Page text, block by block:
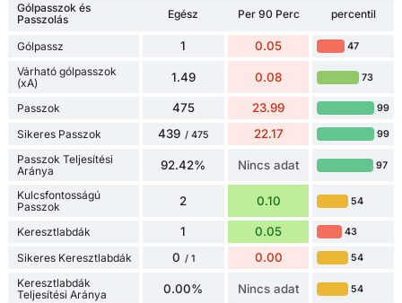
Gólpasszok és
Passzolás
Egész Per 90 Perc percentil
Gólpassz 1 0.05 47
Várható gólpasszok
(xA)
1.49 0.08 73
Passzok 475 23.99 99
Sikeres Passzok 439 / 475 22.17 99
Passzok Teljesítési
Aránya
92.42% Nincs adat 97
Kulcsfontosságú
Passzok
2 0.10 54
Keresztlabdák 1 0.05 43
Sikeres Keresztlabdák 0 / 1 0.00 54
Keresztlabdák
Teljesítési Aránya
0.00% Nincs adat 54